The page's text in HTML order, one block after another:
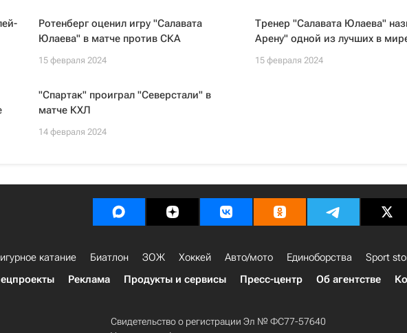
Ротенберг оценил игру "Салавата
Юлаева" в матче против СКА
15 февраля 2024
Тренер "Салавата Юлаева"
Арену" одной из лучших в
15 февраля 2024
"Спартак" проиграл "Северстали" в
матче КХЛ
14 февраля 2024
катание Биатлон ЗОЖ Хоккей Авто/мото Единоборства Sport
Реклама Продукты и сервисы Пресс-центр Об агентстве
Свидетельство о регистрации Эл № ФС77-57640